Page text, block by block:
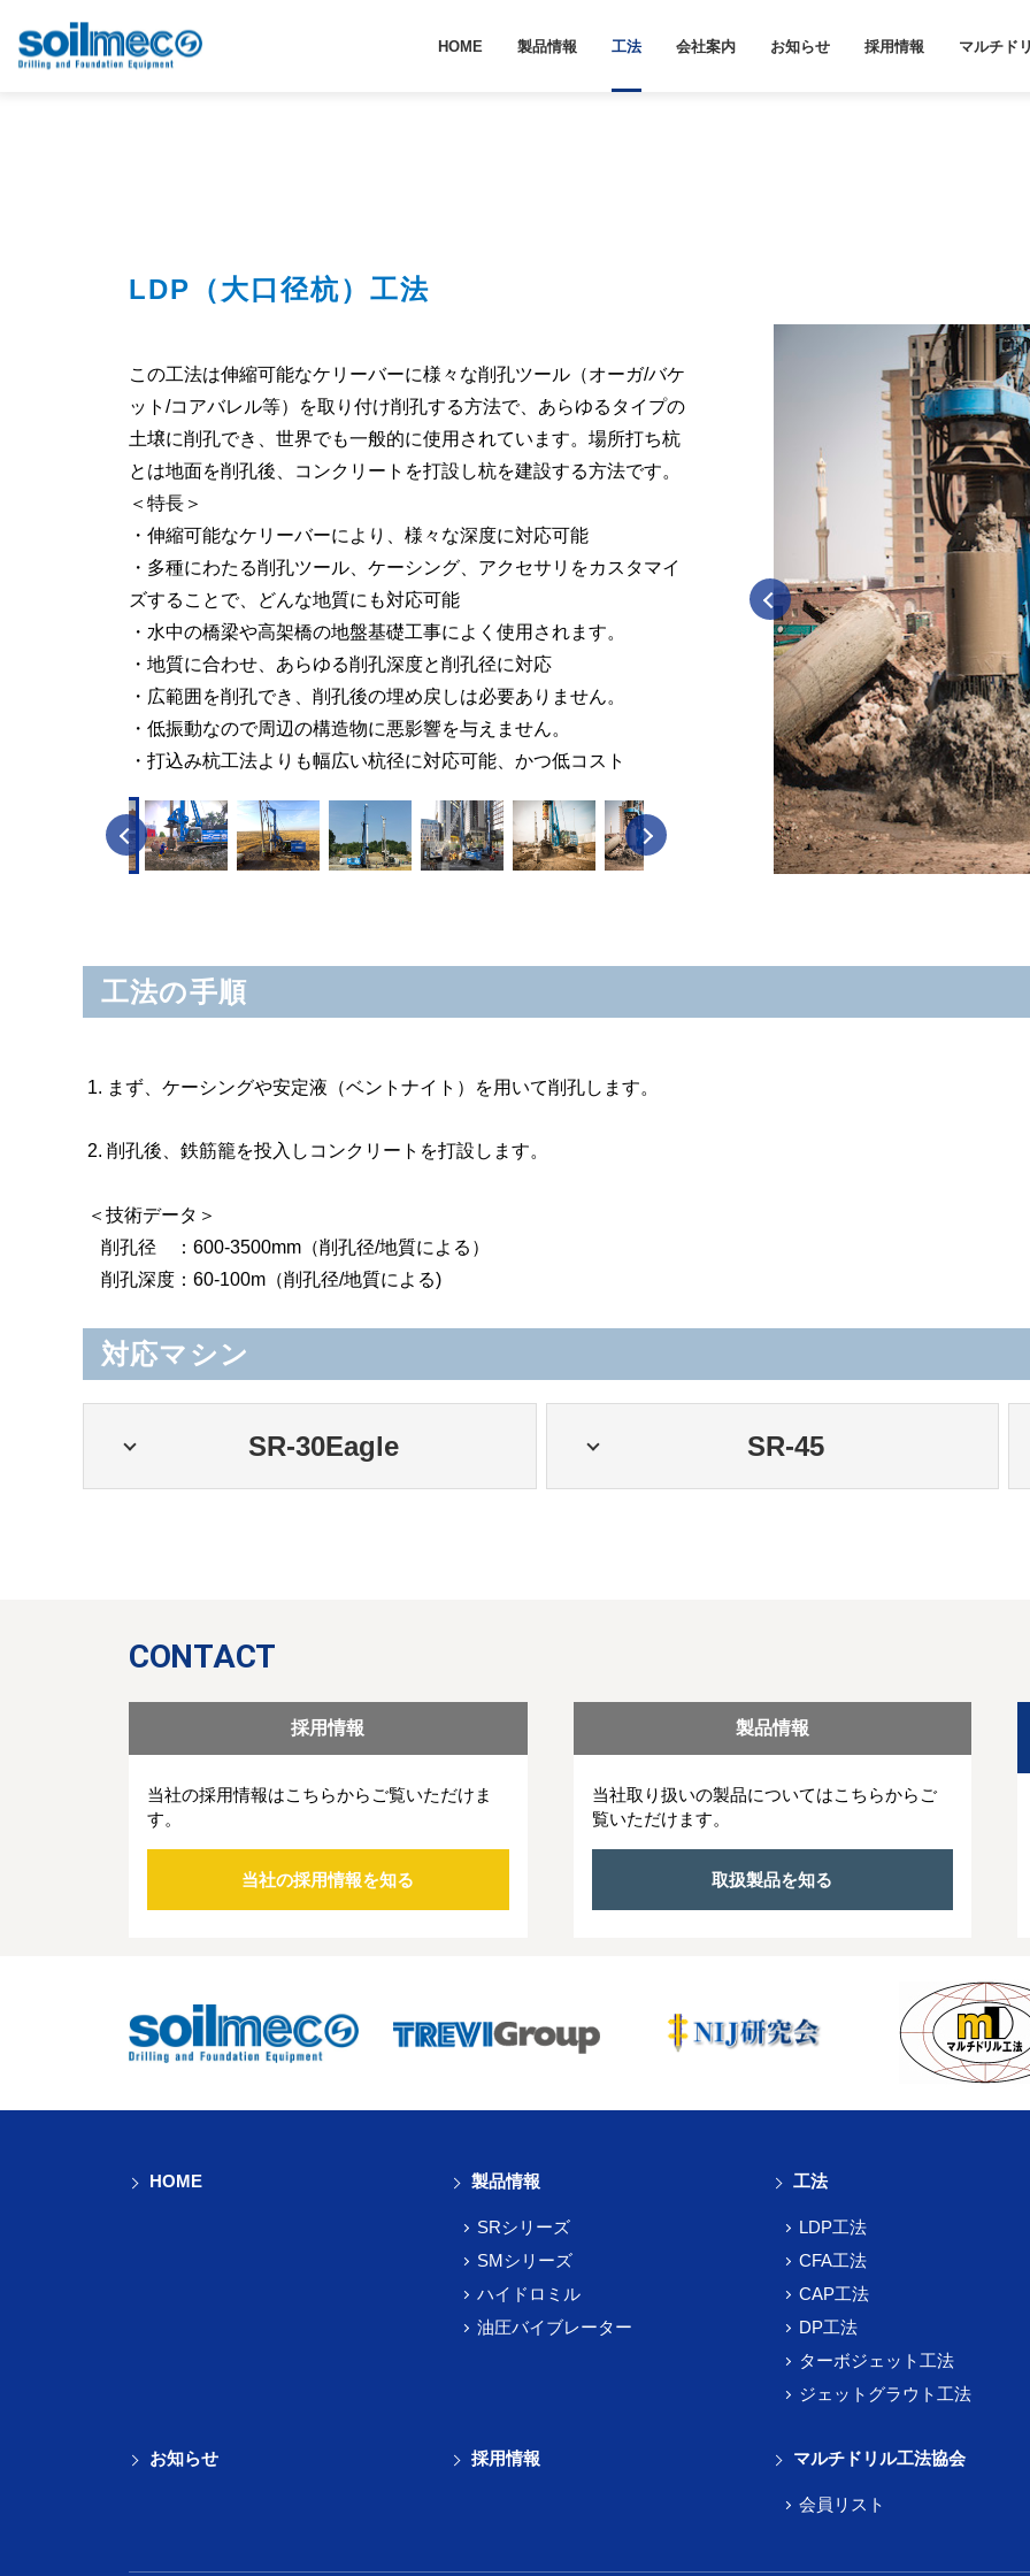
HOME 製品情報 工法 会社案内 お知らせ 採用情報 マルチド
LDP（大口径杭）工法
Previous
Previous Next
この工法は伸縮可能なケリーバーに様々な削孔ツール（オーガ/バケ
ット/コアバレル等）を取り付け削孔する方法で、あらゆるタイプの
土壌に削孔でき、世界でも一般的に使用されています。場所打ち杭
とは地面を削孔後、コンクリートを打設し杭を建設する方法です。
＜特長＞
・伸縮可能なケリーバーにより、様々な深度に対応可能
・多種にわたる削孔ツール、ケーシング、アクセサリをカスタマイ
ズすることで、どんな地質にも対応可能
・水中の橋梁や高架橋の地盤基礎工事によく使用されます。
・地質に合わせ、あらゆる削孔深度と削孔径に対応
・広範囲を削孔でき、削孔後の埋め戻しは必要ありません。
・低振動なので周辺の構造物に悪影響を与えません。
・打込み杭工法よりも幅広い杭径に対応可能、かつ低コスト
工法の手順
1. まず、ケーシングや安定液（ベントナイト）を用いて削孔します。
2. 削孔後、鉄筋籠を投入しコンクリートを打設します。
＜技術データ＞
削孔径 ：600-3500mm（削孔径/地質による）
削孔深度：60-100m（削孔径/地質による)
対応マシン
SR-30Eagle SR-45
CONTACT
採用情報
当社の採用情報はこちらからご覧いただけま
す。
当社の採用情報を知る
製品情報
当社取り扱いの製品についてはこちらからご
覧いただけます。
取扱製品を知る
HOME 製品情報
SRシリーズ
SMシリーズ
ハイドロミル
油圧バイブレーター
工法
LDP工法
CFA工法
CAP工法
DP工法
ターボジェット工法
ジェットグラウト工法
お知らせ 採用情報 マルチドリル工法協会
会員リスト